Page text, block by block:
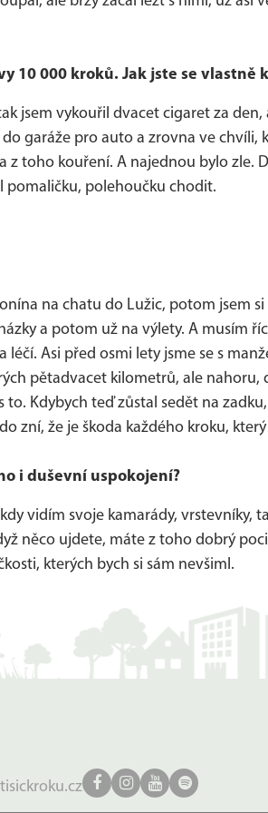
10 000 kroků. Jak jste se vlastně
jsem vykouřil dvacet cigaret za
garáže pro auto a zrovna ve
z toho kouření. A najednou bylo
pomaličku, polehoučku chodit.
na chatu do Lužic, potom jsem
a potom už na výlety. A musím
Asi před osmi lety jsme se s
pětadvacet kilometrů, ale
Kdybych teď zůstal sedět na
zní, že je škoda každého kroku,
i duševní uspokojení?
vidím svoje kamarády, vrstevníky,
něco ujdete, máte z toho dobrý
kterých bych si sám nevšiml.